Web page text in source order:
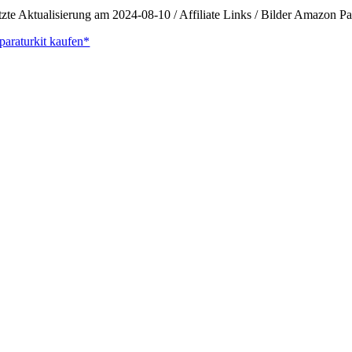
Aktualisierung am 2024-08-10 / Affiliate Links / Bilder Amazon
kaufen*